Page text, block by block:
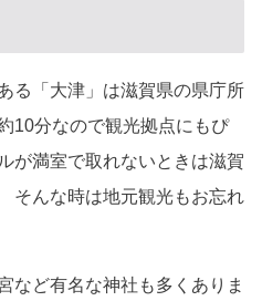
る「大津」は滋賀県の県庁所
10分なので観光拠点にもぴ
が満室で取れないときは滋賀
そんな時は地元観光もお忘れ
など有名な神社も多くありま